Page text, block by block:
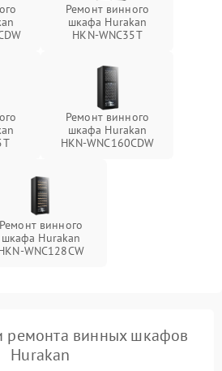
Ремонт винного
шкафа Hurakan
HKN-WNC35T
Ремонт винного
шкафа Hurakan
HKN-WNC160CDW
Ремонт винного
шкафа Hurakan
WNC128CW
ремонта винных шкафов
Hurakan